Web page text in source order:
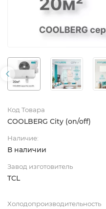
Код Товара
СOOLBERG City (on/off)
Наличие:
В наличии
Завод изготовитель
TCL
Холодопроизводительность